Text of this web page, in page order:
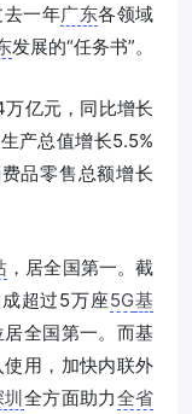
去一年广东各领域
发展的“任务书”。
亿元，同比增长
产总值增长5.5%
品零售总额增长
，居全国第一。截
超过5万座5G基
居全国第一。而基
用，加快内联外
圳全方面助力全省